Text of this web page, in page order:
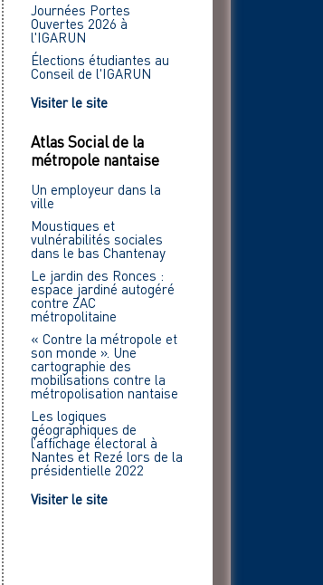
Journées Portes
Ouvertes 2026 à
l'IGARUN
Élections étudiantes au
Conseil de l'IGARUN
Visiter le site
Atlas Social de la
métropole nantaise
Un employeur dans la
ville
Moustiques et
vulnérabilités sociales
dans le bas Chantenay
Le jardin des Ronces :
espace jardiné autogéré
contre ZAC
métropolitaine
« Contre la métropole et
son monde ». Une
cartographie des
mobilisations contre la
métropolisation nantaise
Les logiques
géographiques de
l’affichage électoral à
Nantes et Rezé lors de la
présidentielle 2022
Visiter le site